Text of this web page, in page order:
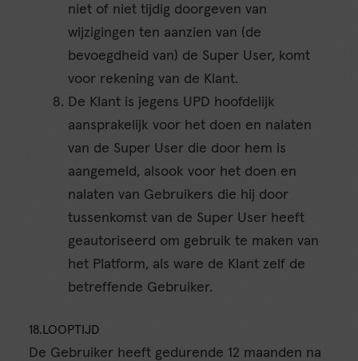
niet of niet tijdig doorgeven van
wijzigingen ten aanzien van (de
bevoegdheid van) de Super User, komt
voor rekening van de Klant.
De Klant is jegens UPD hoofdelijk
aansprakelijk voor het doen en nalaten
van de Super User die door hem is
aangemeld, alsook voor het doen en
nalaten van Gebruikers die hij door
tussenkomst van de Super User heeft
geautoriseerd om gebruik te maken van
het Platform, als ware de Klant zelf de
betreffende Gebruiker.
18.LOOPTIJD
De Gebruiker heeft gedurende 12 maanden na